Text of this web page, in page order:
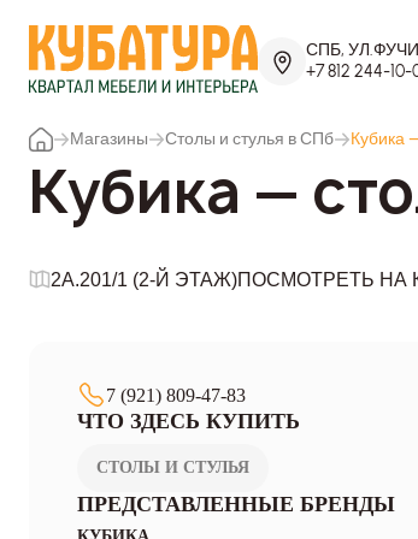
СПБ,
+7 812 244-10-
Магазины Столы и стулья в СПб Кубика
Кубика —
2A.201/1 (2-Й ЭТАЖ)ПОСМОТРЕТЬ НА
7 (921) 809-47-83
ЧТО ЗДЕСЬ КУПИТЬ
СТОЛЫ И СТУЛЬЯ
ПРЕДСТАВЛЕННЫЕ БРЕНДЫ